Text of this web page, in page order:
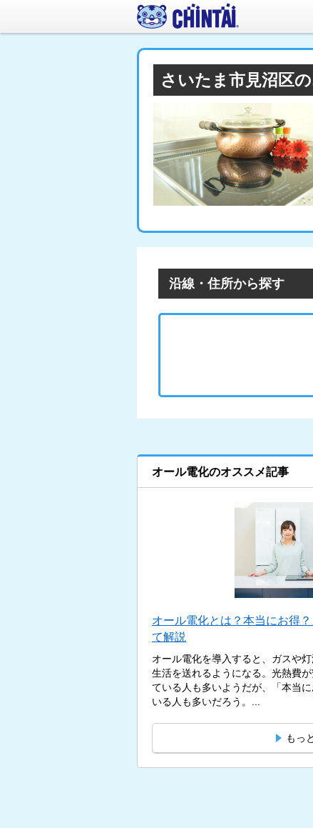
さいたま市見沼区
沿線・住所から探す
オール電化のオススメ記事
オール電化とは？本当にお得
て解説
オール電化を導入すると、ガスや
生活を送れるようになる。光熱費
ている人も多いようだが、「本当
いる人も多いだろう。...
もっ